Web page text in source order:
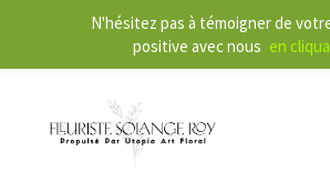
N'hésitez pas à témoigner de
positive avec nous en